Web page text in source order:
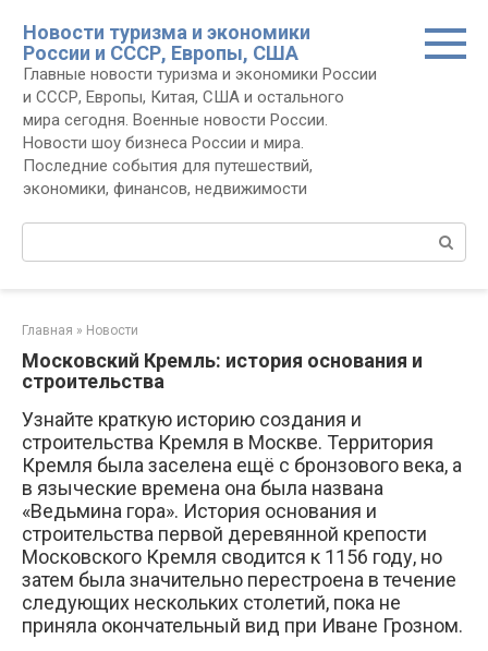
контенту
Новости туризма и экономики
России и СССР, Европы, США
Главные новости туризма и экономики России
и СССР, Европы, Китая, США и остального
мира сегодня. Военные новости России.
Новости шоу бизнеса России и мира.
Последние события для путешествий,
экономики, финансов, недвижимости
Поиск:
Главная » Новости
Московский Кремль: история основания и
строительства
Узнайте краткую историю создания и
строительства Кремля в Москве. Территория
Кремля была заселена ещё с бронзового века, а
в языческие времена она была названа
«Ведьмина гора». История основания и
строительства первой деревянной крепости
Московского Кремля сводится к 1156 году, но
затем была значительно перестроена в течение
следующих нескольких столетий, пока не
приняла окончательный вид при Иване Грозном.